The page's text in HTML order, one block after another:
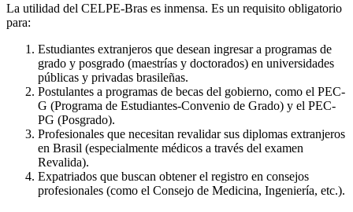
La utilidad del CELPE-Bras es inmensa. Es un requisito obligatorio
para:
Estudiantes extranjeros que desean ingresar a programas de
grado y posgrado (maestrías y doctorados) en universidades
públicas y privadas brasileñas.
Postulantes a programas de becas del gobierno, como el PEC-
G (Programa de Estudiantes-Convenio de Grado) y el PEC-
PG (Posgrado).
Profesionales que necesitan revalidar sus diplomas extranjeros
en Brasil (especialmente médicos a través del examen
Revalida).
Expatriados que buscan obtener el registro en consejos
profesionales (como el Consejo de Medicina, Ingeniería, etc.).